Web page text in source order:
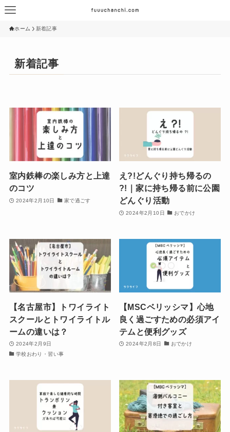
ホーム 新着記事
新着記事
室内鉄棒の楽しみ方と上達
のコツ
2024年2月10日 家で過ごす
え?!どんぐり持ち帰るの
?!｜家に持ち帰る前に公園
どんぐり活動
2024年2月10日 おでかけ
【名古屋市】トワイライト
スクールとトワイライトル
ームの違いは？
2024年2月9日
学校おわり・習い事
【MSCベリッシマ】心地
良く過ごすための必須アイ
テムと便利グッズ
2024年2月8日 おでかけ